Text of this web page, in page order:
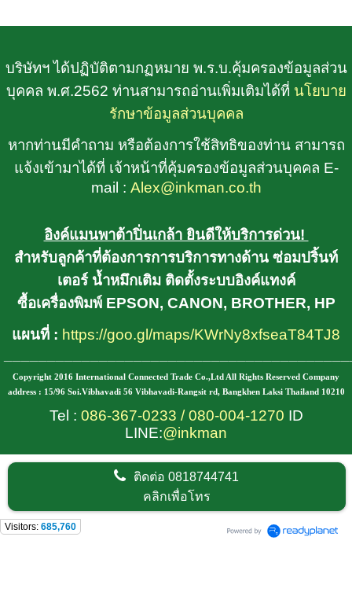
บริษัทฯ ได้ปฏิบัติตามกฏหมาย พ.ร.บ.คุ้มครองข้อมูลส่วน
บุคคล พ.ศ.2562 ท่านสามารถอ่านเพิ่มเติมได้ที่ นโยบาย
รักษาข้อมูลส่วนบุคคล
หากท่านมีคำถาม หรือต้องการใช้สิทธิของท่าน สามารถ
แจ้งเข้ามาได้ที่ เจ้าหน้าที่คุ้มครองข้อมูลส่วนบุคคล E-
mail : Alex@inkman.co.th
อิงค์แมนพาต้าปิ่นเกล้า ยินดีให้บริการด่วน!
สำหรับลูกค้าที่ต้องการการบริการทางด้าน ซ่อมปริ้นท์
เตอร์ น้ำหมึกเติม ติดตั้งระบบอิงค์แทงค์
ซื้อเครื่องพิมพ์ EPSON, CANON, BROTHER, HP
แผนที่ : https://goo.gl/maps/KWrNy8xfseaT84TJ8
Copyright 2016 International Connected Trade Co.,Ltd All Rights Reserved Company
address : 15/96 Soi.Vibhavadi 56 Vibhavadi-Rangsit rd, Bangkhen Laksi Thailand 10210
Tel : 086-367-0233 /080-004-1270 ID
LINE:@inkman
ติดต่อ0818744741
คลิกเพื่อโทร
Visitors: 685,760